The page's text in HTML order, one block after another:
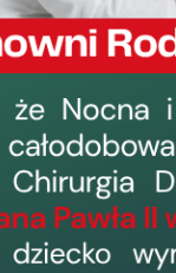
Osoba
Rzecznik
Formularz
Imię i nazwisko